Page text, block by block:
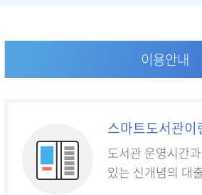
희망도서신청
이용안내
스마트도서관이
도서관 운영시간
있는 신개념의 대